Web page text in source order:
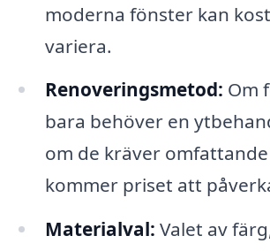
moderna fönster kan
variera.
Renoveringsmetod: Om
bara behöver en
om de kräver
kommer priset att
Materialval: Valet av